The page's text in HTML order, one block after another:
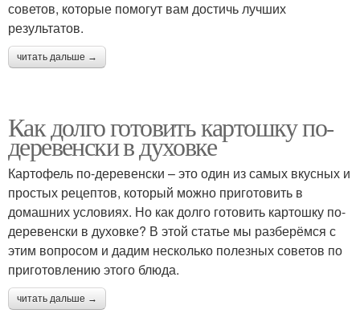
советов, которые помогут вам достичь лучших
результатов.
читать дальше →
Как долго готовить картошку по-
деревенски в духовке
Картофель по-деревенски – это один из самых вкусных и
простых рецептов, который можно приготовить в
домашних условиях. Но как долго готовить картошку по-
деревенски в духовке? В этой статье мы разберёмся с
этим вопросом и дадим несколько полезных советов по
приготовлению этого блюда.
читать дальше →